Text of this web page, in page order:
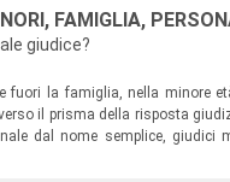
FAMIGLIA,
giudice?
fuori la famiglia, nella minore
il prisma della risposta
dal nome semplice, giudici
che sia in grado di seguire